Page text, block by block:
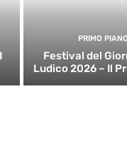
PRIMO PIANO
Festival del
Ludico 2026 – Il